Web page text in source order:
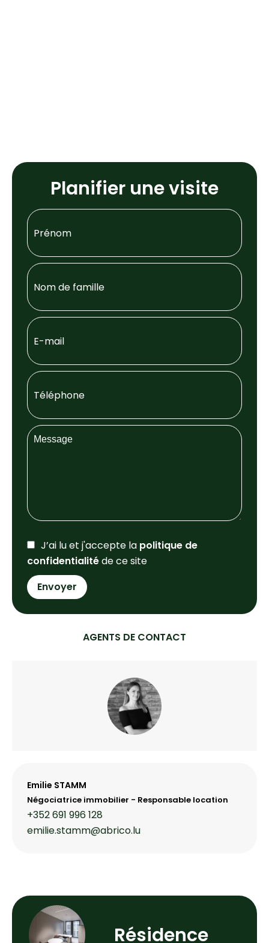
Planifier une visite
J’ai lu et j'accepte la politique de
confidentialitéde ce site
Envoyer
AGENTS DE CONTACT
Emilie STAMM
Négociatrice immobilier - Responsable location
+352 691 996 128
emilie.stamm@abrico.lu
Résidence